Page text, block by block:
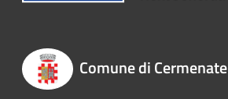
Comune di Cermenate